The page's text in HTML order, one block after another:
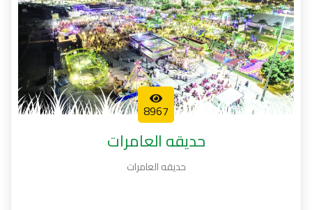
8967
حديقه العامرات
حديقه العامرات